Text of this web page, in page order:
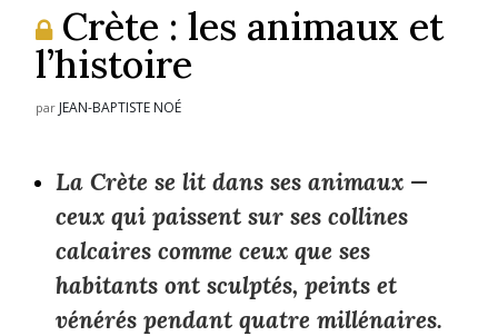
Crète : les animaux et
l’histoire
par JEAN-BAPTISTE NOÉ
La Crète se lit dans ses animaux —
ceux qui paissent sur ses collines
calcaires comme ceux que ses
habitants ont sculptés, peints et
vénérés pendant quatre millénaires.